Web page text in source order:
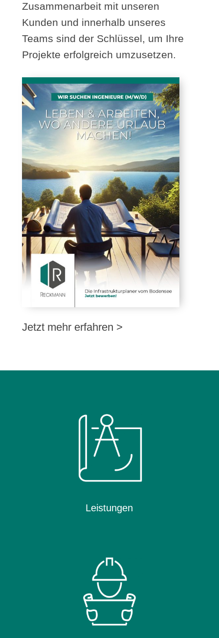
Zusammenarbeit mit unseren
Kunden und innerhalb unseres
Teams sind der Schlüssel, um Ihre
Projekte erfolgreich umzusetzen.
Jetzt mehr erfahren >
Leistungen